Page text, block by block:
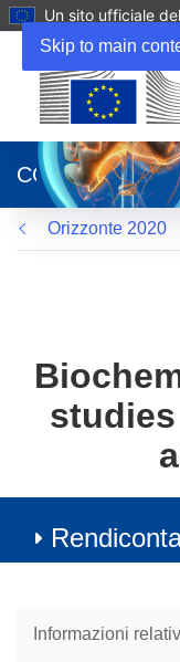
Skip to main
Un sito ufficiale
apre
in
una
nuova
finestra)
CORDIS
Orizzonte 2020
Informazioni